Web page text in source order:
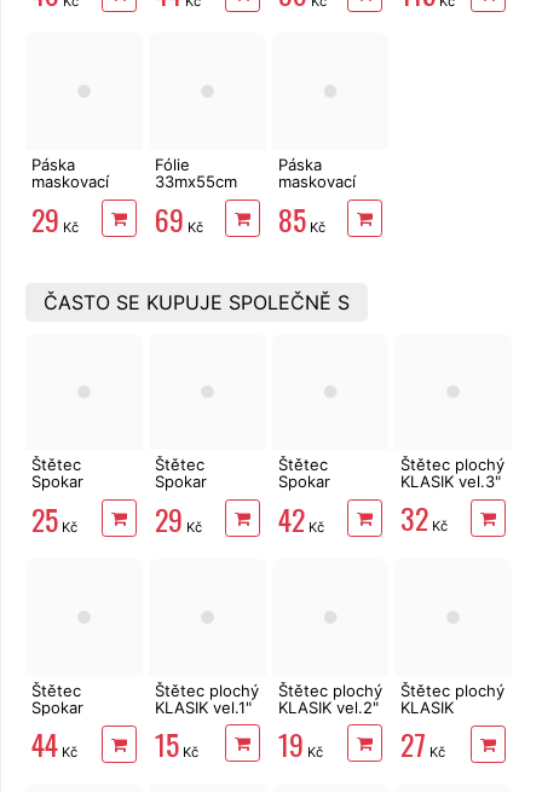
Páska
maskovací
19mm x 50m
krepová
29 Kč
Fólie
33mx55cm
malířská s
lepící páskou
69 Kč
Páska
maskovací
75mm x 50m,
krepová
85Kč
ČASTO SE KUPUJE SPOLEČNĚ S
Štětec
Spokar
plochý 81215
- 1"
25 Kč
Štětec
Spokar
plochý 81215
- 1,5"
29 Kč
Štětec
Spokar
zárohák - 2"
42 Kč
Štětec plochý
KLASIK vel.3"
32 Kč
Štětec
Spokar
plochý 81215
- 2,5"
44 Kč
Štětec plochý
KLASIK vel.1"
15Kč
Štětec plochý
KLASIK vel.2"
19 Kč
Štětec plochý
KLASIK
27 Kč